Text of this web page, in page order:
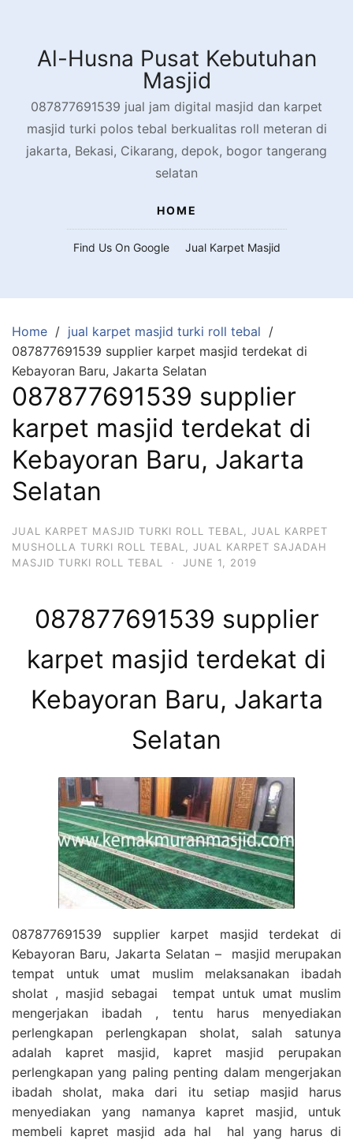
contentAl-Husna Pusat Kebutuhan
Masjid
087877691539 jual jam digital masjid dan karpet
masjid turki polos tebal berkualitas roll meteran di
jakarta, Bekasi, Cikarang, depok, bogor tangerang
selatan
HOME
Find Us On Google Jual Karpet Masjid
Home
jual karpet masjid turki roll tebal
087877691539 supplier karpet masjid terdekat di
Kebayoran Baru, Jakarta Selatan
087877691539 supplier
karpet masjid terdekat di
Kebayoran Baru, Jakarta
Selatan
JUAL KARPET MASJID TURKI ROLL TEBAL
JUAL KARPET
MUSHOLLA TURKI ROLL TEBAL
JUAL KARPET SAJADAH
MASJID TURKI ROLL TEBAL
· JUNE 1, 2019
087877691539 supplier
karpet masjid terdekat di
Kebayoran Baru, Jakarta
Selatan
087877691539 supplier karpet masjid terdekat di
Kebayoran Baru, Jakarta Selatan – masjid merupakan
tempat untuk umat muslim melaksanakan ibadah
sholat , masjid sebagai tempat untuk umat muslim
mengerjakan ibadah , tentu harus menyediakan
perlengkapan perlengkapan sholat, salah satunya
adalah kapret masjid, kapret masjid perupakan
perlengkapan yang paling penting dalam mengerjakan
ibadah sholat, maka dari itu setiap masjid harus
menyediakan yang namanya kapret masjid, untuk
membeli kapret masjid ada hal hal yang harus di